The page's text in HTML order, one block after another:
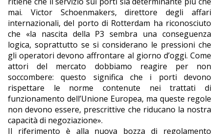
mai. Victor Schoenmakers, direttore degli affari
internazionali, del porto di Rotterdam ha riconosciuto
che «la nascita della P3 sembra una conseguenza
logica, soprattutto se si considerano le pressioni che
gli operatori devono affrontare al giorno d’oggi. Come
attori del mercato dobbiamo reagire per non
soccombere: questo significa che i porti devono
rispettare le norme contenute nei trattati di
funzionamento dell’Unione Europea, ma queste regole
non devono essere, prescrittive che riducano la nostra
capacità di negoziazione».
Il riferimento è alla nuova bozza di regolamento